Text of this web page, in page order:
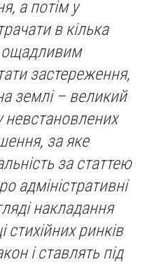
а потім у
в кілька
ощадливим
застереження,
землі – великий
невстановлених
за яке
за статтею
адміністративні
накладання
ринків
і ставлять під